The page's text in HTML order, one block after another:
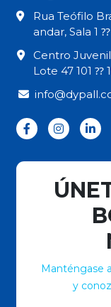
Rua Teófilo
andar, Sala 1
Centro
Lote 47 101 ⁇
Manténgase
y